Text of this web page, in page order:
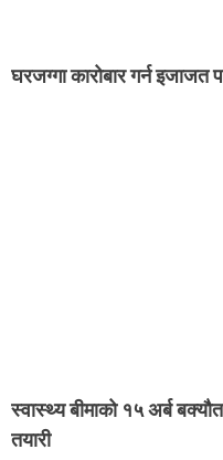
घरजग्गा कारोबार गर्न इजाजत
स्वास्थ्य बीमाको १५ अर्ब
तयारी